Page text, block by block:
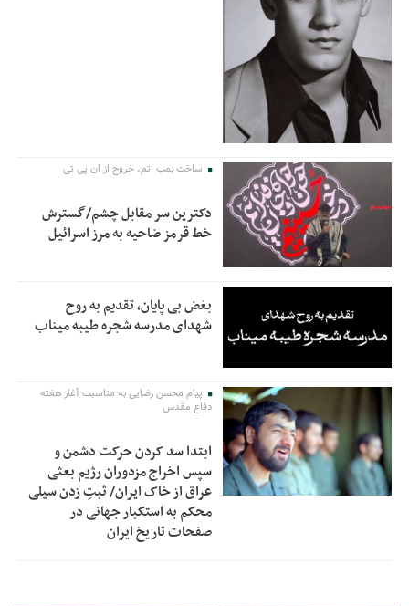
ساخت بمب اتم، خروج از ان پی تی
دکترین سر مقابل چشم/گسترش
خط قرمز ضاحیه به مرز اسرائیل
بغض بی پایان، تقدیم به روح
شهدای مدرسه شجره طیبه میناب
پیام محسن رضایی به مناسبت آغاز هفته
دفاع مقدس
ابتدا سد کردن حرکت دشمن و
سپس اخراج مزدوران رژیم بعثی
عراق از خاک ایران/ ثبتِ زدن سیلی
محکم به استکبار جهانی در
صفحات تاریخ ایران